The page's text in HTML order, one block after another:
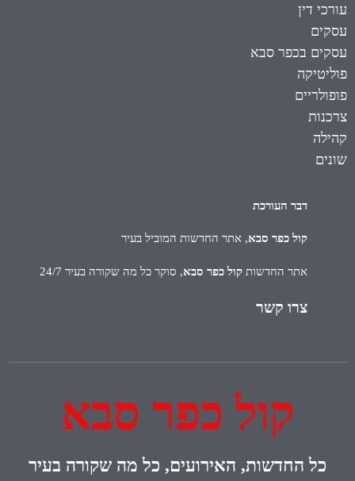
עורכי דין
עסקים
עסקים בכפר סבא
פוליטיקה
פופולריים
צרכנות
קהילה
שונים
דבר העורכת
קול כפר סבא, אתר החדשות המוביל בעיר
אתר החדשות קול כפר סבא, סוקר כל מה שקורה בעיר 24/7
צרו קשר
קול כפר סבא
כל החדשות, האירועים, כל מה שקורה בעיר